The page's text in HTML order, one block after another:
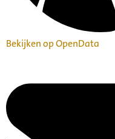
Bekijken op OpenData